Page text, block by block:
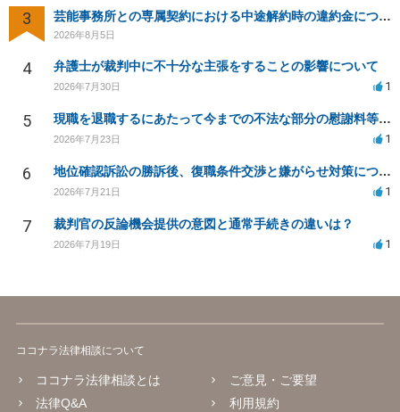
3 芸能事務所との専属契約における中途解約時の違約金について相談したいです
2026年8月5日
4 弁護士が裁判中に不十分な主張をすることの影響について
2026年7月30日 1
5 現職を退職するにあたって今までの不法な部分の慰謝料等は請求できるのか。
2026年7月23日 1
6 地位確認訴訟の勝訴後、復職条件交渉と嫌がらせ対策について
2026年7月21日 1
7 裁判官の反論機会提供の意図と通常手続きの違いは？
2026年7月19日 1
ココナラ法律相談について
ココナラ法律相談とは
法律Q&A
ご意見・ご要望
利用規約